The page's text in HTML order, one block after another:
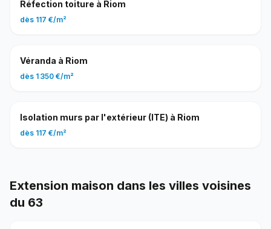
Réfection toiture à Riom
dès 117 €/m²
Véranda à Riom
dès 1 350 €/m²
Isolation murs par l'extérieur (ITE) à Riom
dès 117 €/m²
Extension maison dans les villes voisines
du 63